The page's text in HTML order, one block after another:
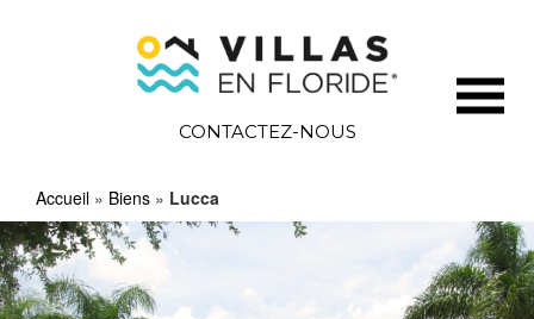
CONTACTEZ-NOUS
Accueil » Biens » Lucca